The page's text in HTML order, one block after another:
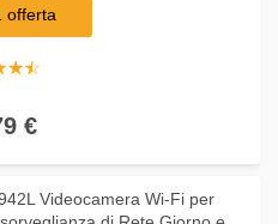
14,8v, Li-ion)
offerta
☆☆
★★
€
Videocamera Wi-Fi per